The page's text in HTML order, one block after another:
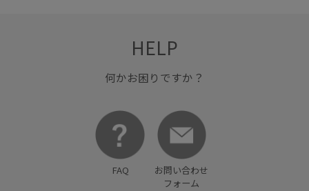
HELP
何かお困りですか？
FAQ
お問い合わせ
フォーム